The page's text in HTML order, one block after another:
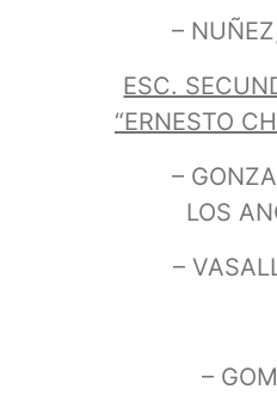
– NUÑEZ,
ESC.
“ERNESTO
–
LOS
–
–